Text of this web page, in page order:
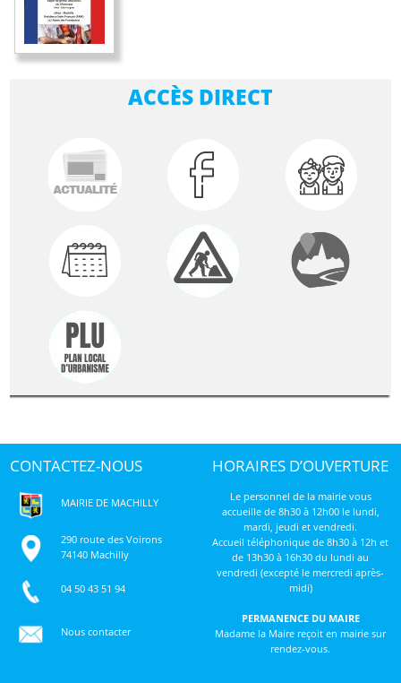
ACCÈS DIRECT
CONTACTEZ-NOUS
MAIRIE DE MACHILLY
290 route des Voirons
74140 Machilly
04 50 43 51 94
Nous contacter
HORAIRES D’OUVERTURE
Le personnel de la mairie vous
accueille de 8h30 à 12h00 le lundi,
mardi, jeudi et vendredi.
Accueil téléphonique de 8h30 à 12h et
de 13h30 à 16h30 du lundi au
vendredi (excepté le mercredi après-
midi)
PERMANENCE DU MAIRE
Madame la Maire reçoit en mairie sur
rendez-vous.